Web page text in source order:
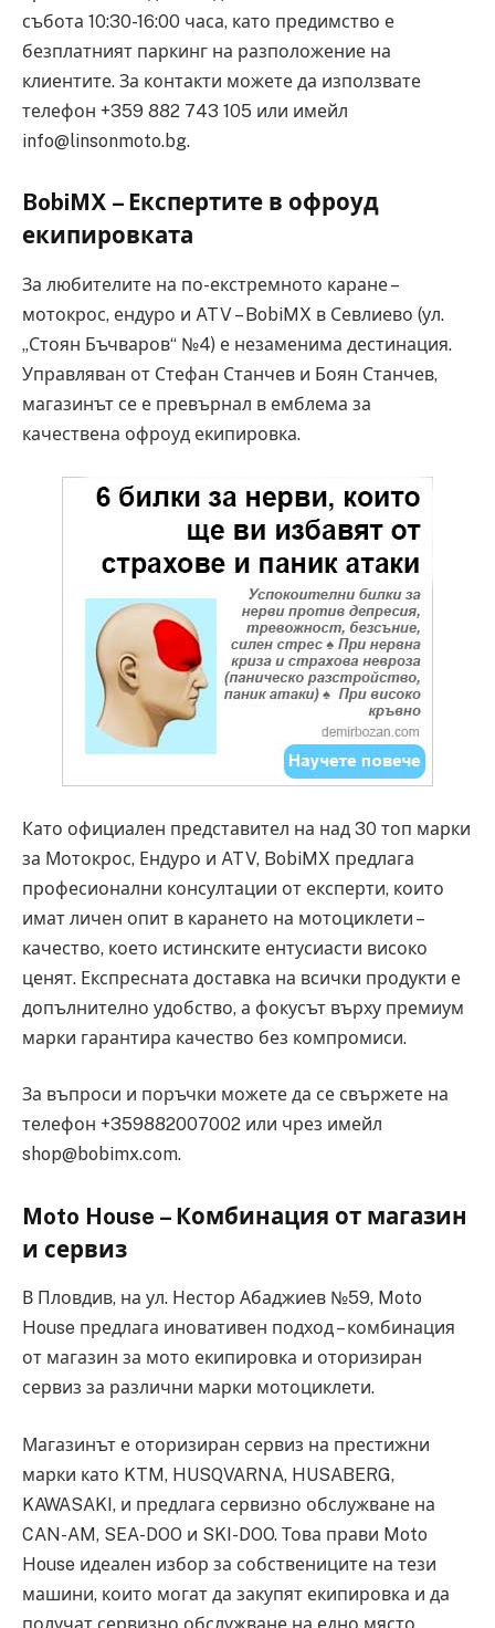
събота 10:30-16:00 часа, като предимство е
безплатният паркинг на разположение на
клиентите. За контакти можете да използвате
телефон +359 882 743 105 или имейл
info@linsonmoto.bg.
BobiMX – Експертите в офроуд
екипировката
За любителите на по-екстремното каране –
мотокрос, ендуро и ATV – BobiMX в Севлиево (ул.
„Стоян Бъчваров“ №4) е незаменима дестинация.
Управляван от Стефан Станчев и Боян Станчев,
магазинът се е превърнал в емблема за
качествена офроуд екипировка.
Като официален представител на над 30 топ марки
за Мотокрос, Ендуро и ATV, BobiMX предлага
професионални консултации от експерти, които
имат личен опит в карането на мотоциклети –
качество, което истинските ентусиасти високо
ценят. Експресната доставка на всички продукти е
допълнително удобство, а фокусът върху премиум
марки гарантира качество без компромиси.
За въпроси и поръчки можете да се свържете на
телефон +359882007002 или чрез имейл
shop@bobimx.com.
Moto House – Комбинация от магазин
и сервиз
В Пловдив, на ул. Нестор Абаджиев №59, Moto
House предлага иновативен подход – комбинация
от магазин за мото екипировка и оторизиран
сервиз за различни марки мотоциклети.
Магазинът е оторизиран сервиз на престижни
марки като KTM, HUSQVARNA, HUSABERG,
KAWASAKI, и предлага сервизно обслужване на
CAN-AM, SEA-DOO и SKI-DOO. Това прави Moto
House идеален избор за собствениците на тези
машини, които могат да закупят екипировка и да
получат сервизно обслужване на едно място.